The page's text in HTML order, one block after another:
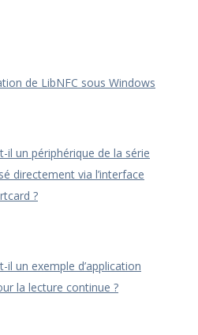
de LibNFC sous Windows
il un périphérique de la série
directement via l’interface
?
il un exemple d’application
la lecture continue ?